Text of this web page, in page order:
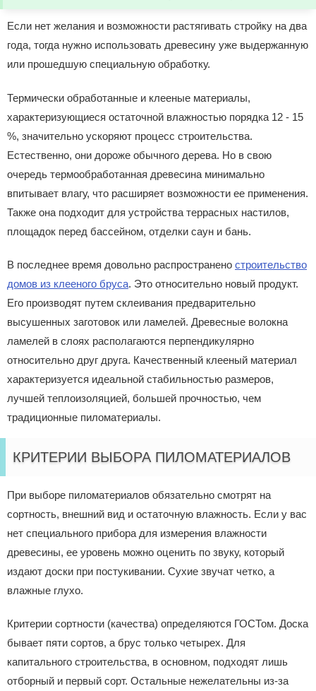
Если нет желания и возможности растягивать стройку на два
года, тогда нужно использовать древесину уже выдержанную
или прошедшую специальную обработку.
Термически обработанные и клееные материалы,
характеризующиеся остаточной влажностью порядка 12 - 15
%, значительно ускоряют процесс строительства.
Естественно, они дороже обычного дерева. Но в свою
очередь термообработанная древесина минимально
впитывает влагу, что расширяет возможности ее применения.
Также она подходит для устройства террасных настилов,
площадок перед бассейном, отделки саун и бань.
В последнее время довольно распространено строительство
домов из клееного бруса. Это относительно новый продукт.
Его производят путем склеивания предварительно
высушенных заготовок или ламелей. Древесные волокна
ламелей в слоях располагаются перпендикулярно
относительно друг друга. Качественный клееный материал
характеризуется идеальной стабильностью размеров,
лучшей теплоизоляцией, большей прочностью, чем
традиционные пиломатериалы.
КРИТЕРИИ ВЫБОРА ПИЛОМАТЕРИАЛОВ
При выборе пиломатериалов обязательно смотрят на
сортность, внешний вид и остаточную влажность. Если у вас
нет специального прибора для измерения влажности
древесины, ее уровень можно оценить по звуку, который
издают доски при постукивании. Сухие звучат четко, а
влажные глухо.
Критерии сортности (качества) определяются ГОСТом. Доска
бывает пяти сортов, а брус только четырех. Для
капитального строительства, в основном, подходят лишь
отборный и первый сорт. Остальные нежелательны из-за